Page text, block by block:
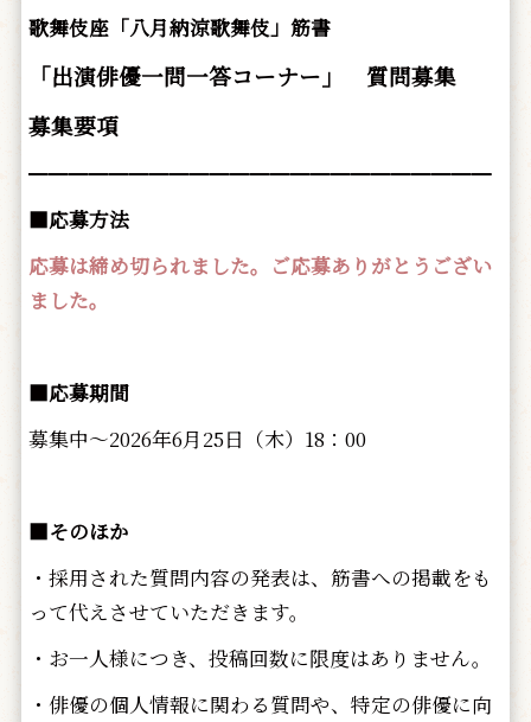
歌舞伎座「八月納涼歌舞伎」筋書
「出演俳優一問一答コーナー」 質問募集
募集要項
━━━━━━━━━━━━━━━━━━━━━━━
■応募方法
応募は締め切られました。ご応募ありがとうござい
ました。
■応募期間
募集中～2026年6月25日（木）18：00
■そのほか
・採用された質問内容の発表は、筋書への掲載をも
って代えさせていただきます。
・お一人様につき、投稿回数に限度はありません。
・俳優の個人情報に関わる質問や、特定の俳優に向